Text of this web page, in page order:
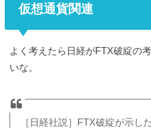
仮想通貨関連
よく考えたら日経がFTX破綻の
いな。
［日経社説］FTX破綻が示し